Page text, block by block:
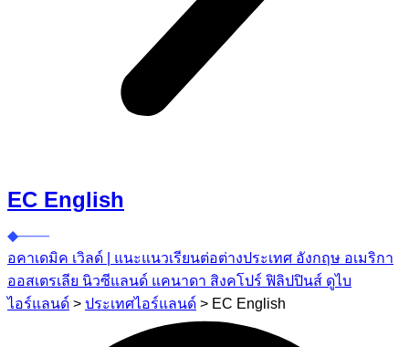
EC English
อคาเดมิค เวิลด์ | แนะแนวเรียนต่อต่างประเทศ อังกฤษ อเมริกา
ออสเตรเลีย นิวซีแลนด์ แคนาดา สิงคโปร์ ฟิลิปปินส์ ดูไบ
ไอร์แลนด์ > ประเทศไอร์แลนด์ > EC English